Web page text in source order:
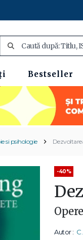
Bestseller
si psihologie
-40%
Autor :